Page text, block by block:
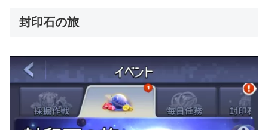
封印石の旅